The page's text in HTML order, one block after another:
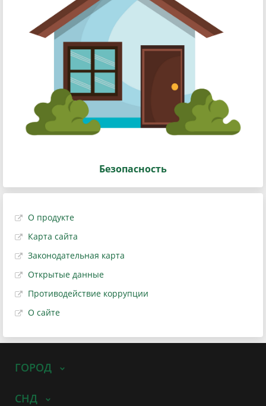
Безопасность
О продукте
Карта сайта
Законодательная карта
Открытые данные
Противодействие коррупции
О сайте
ГОРОД
СНД